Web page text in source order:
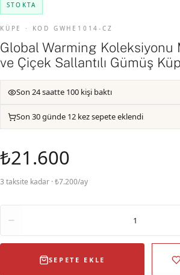
STOKTA
KÜPE · KOD GWHE1014-CZ
Global Warming Koleksiyonu
ve Çiçek Sallantılı Gümüş
Son 24 saatte 100 kişi baktı
Son 30 günde 12 kez sepete eklendi
₺21.600
3 taksite kadar · ₺7.200/ay
1
SEPETE EKLE